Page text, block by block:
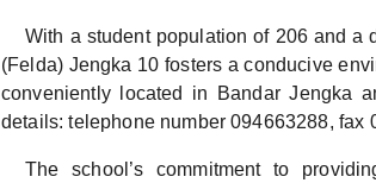
With a student population of 206 and a
(Felda) Jengka 10 fosters a conducive
conveniently located in Bandar Jengka
details: telephone number 094663288, fax
The school’s commitment to